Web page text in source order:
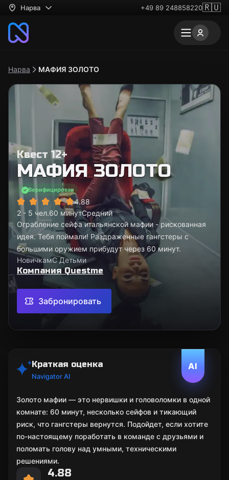
Нарва +49 89 248858220🇷🇺
Нарва МАФИЯ ЗОЛОТО
Квест 12+
МАФИЯ ЗОЛОТО
Верифицирован
4.88
2 - 5 чел.60 минутСредний
Ограбление сейфа итальянской мафии - рискованная
идея. Тебя поймали! Раздраженные гангстеры с
большими оружием прибудут через 60 минут.
НовичкамС Детьми
Компания Questme
Забронировать
AI
Краткая оценка
Navigator AI
Золото мафии — это нервишки и головоломки в одной
комнате: 60 минут, несколько сейфов и тикающий
риск, что гангстеры вернутся. Подойдет, если хотите
по-настоящему поработать в команде с друзьями и
поломать голову над умными, техническими
решениями.
4.88